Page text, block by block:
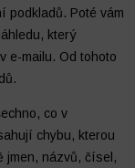
podkladů. Poté vám
který
e-mailu. Od tohoto
co v
chybu, kterou
jmen, názvů, čísel,